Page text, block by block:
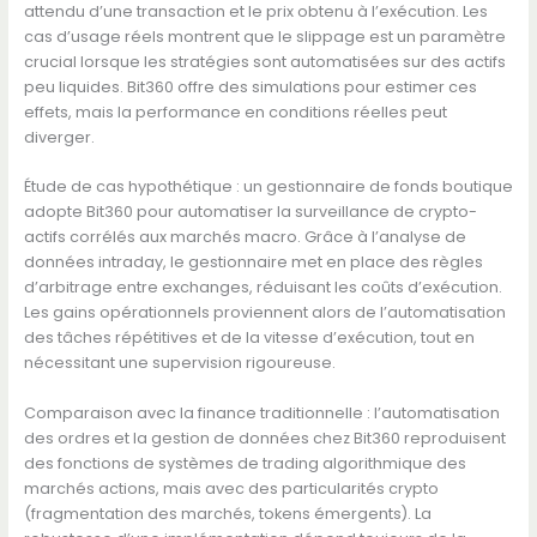
attendu d’une transaction et le prix obtenu à l’exécution. Les
cas d’usage réels montrent que le slippage est un paramètre
crucial lorsque les stratégies sont automatisées sur des actifs
peu liquides. Bit360 offre des simulations pour estimer ces
effets, mais la performance en conditions réelles peut
diverger.
Étude de cas hypothétique : un gestionnaire de fonds boutique
adopte Bit360 pour automatiser la surveillance de crypto-
actifs corrélés aux marchés macro. Grâce à l’analyse de
données intraday, le gestionnaire met en place des règles
d’arbitrage entre exchanges, réduisant les coûts d’exécution.
Les gains opérationnels proviennent alors de l’automatisation
des tâches répétitives et de la vitesse d’exécution, tout en
nécessitant une supervision rigoureuse.
Comparaison avec la finance traditionnelle : l’automatisation
des ordres et la gestion de données chez Bit360 reproduisent
des fonctions de systèmes de trading algorithmique des
marchés actions, mais avec des particularités crypto
(fragmentation des marchés, tokens émergents). La